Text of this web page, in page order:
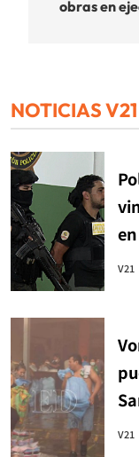
obras en
NOTICIAS V21
V21
V21